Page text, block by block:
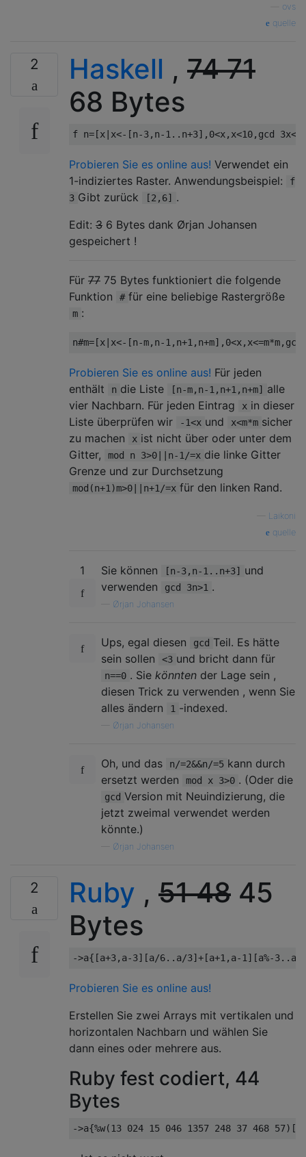
ovs
quelle
2 Haskell , 74 71
68 Bytes
f n=[x x<-[n-3, n-1 .. n+3], 0<x, x<10, gcd 3x<
Probieren Sie es online aus! Verwendet ein
1-indiziertes Raster. Anwendungsbeispiel:
f
3 Gibt zurück [2,6]
.
Edit: 3 6 Bytes dank Ørjan Johansen
gespeichert !
Für 77 75 Bytes funktioniert die folgende
Funktion
# für eine beliebige Rastergröße
m :
n#m=[x x<-[n-m, n-1 , n+1 , n+m], 0<x, x<=m*m, gcd
Probieren Sie es online aus! Für jeden
enthält
n die Liste [n-m,n-1,n+1,n+m]
alle
vier Nachbarn. Für jeden Eintrag
x in dieser
Liste überprüfen wir
-1<x und x<m*m sicher
zu machen
x ist nicht über oder unter dem
Gitter,
mod n 3>0||n-1/=x die linke Gitter
Grenze und zur Durchsetzung
mod(n+1)m>0||n+1/=x für den linken Rand.
Laikoni
quelle
1 Sie können [n-3,n-1..n+3]
und
verwenden
gcd 3n>1 .
Ørjan Johansen
Ups, egal diesen gcd Teil. Es hätte
sein sollen
<3 und bricht dann für
n==0 . Sie könnten der Lage sein ,
diesen Trick zu verwenden , wenn Sie
alles ändern
1 -indexed.
Ørjan Johansen
Oh, und das n/=2&&n/=5 kann durch
ersetzt werden
mod x 3>0 . (Oder die
gcd Version mit Neuindizierung, die
jetzt zweimal verwendet werden
könnte.)
Ørjan Johansen
2 Ruby , 51 48 45
Bytes
->a{[a+3, a-3][a/6. . a/3]+[a+1 , a-1 ][a%-3. . a
Probieren Sie es online aus!
Erstellen Sie zwei Arrays mit vertikalen und
horizontalen Nachbarn und wählen Sie
dann eines oder mehrere aus.
Ruby fest codiert, 44
Bytes
->a{%w(13 024 15 046 1357 248 37 468 57)[